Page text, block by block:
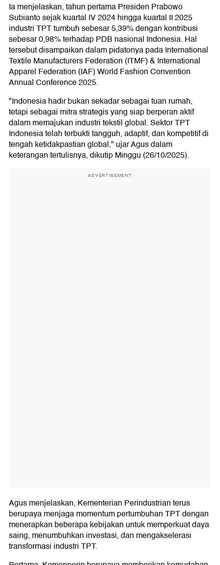
Ia menjelaskan, tahun pertama Presiden Prabowo
Subianto sejak kuartal IV 2024 hingga kuartal II 2025
industri TPT tumbuh sebesar 5,39% dengan kontribusi
sebesar 0,98% terhadap PDB nasional Indonesia. Hal
tersebut disampaikan dalam pidatonya pada International
Textile Manufacturers Federation (ITMF) & International
Apparel Federation (IAF) World Fashion Convention
Annual Conference 2025.
"Indonesia hadir bukan sekadar sebagai tuan rumah,
tetapi sebagai mitra strategis yang siap berperan aktif
dalam memajukan industri tekstil global. Sektor TPT
Indonesia telah terbukti tangguh, adaptif, dan kompetitif di
tengah ketidakpastian global," ujar Agus dalam
keterangan tertulisnya, dikutip Minggu (26/10/2025).
ADVERTISEMENT
Agus menjelaskan, Kementerian Perindustrian terus
berupaya menjaga momentum pertumbuhan TPT dengan
menerapkan beberapa kebijakan untuk memperkuat daya
saing, menumbuhkan investasi, dan mengakselerasi
transformasi industri TPT.